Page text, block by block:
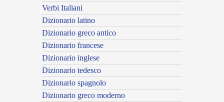
Verbi Italiani
Dizionario latino
Dizionario greco antico
Dizionario francese
Dizionario inglese
Dizionario tedesco
Dizionario spagnolo
Dizionario greco moderno